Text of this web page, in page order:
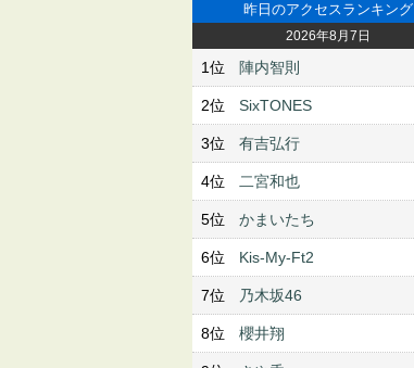
昨日のアクセスランキング
2026年8月7日
1位 陣内智則
2位 SixTONES
3位 有吉弘行
4位 二宮和也
5位 かまいたち
6位 Kis-My-Ft2
7位 乃木坂46
8位 櫻井翔